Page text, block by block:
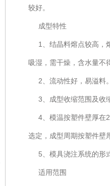
较好。
成型特性
1、结晶料熔点较高，
吸湿，需干燥，含水量不
2、流动性好，易溢料
3、成型收缩范围及收
4、模温按塑件壁厚在
选定，成型周期按塑件壁
5、模具浇注系统的形
适用范围